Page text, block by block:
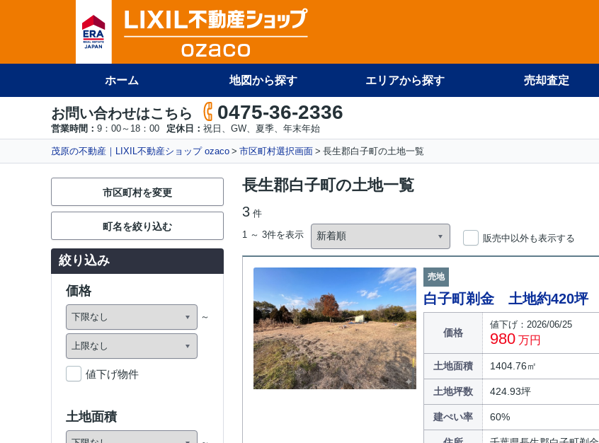
ホーム 地図から探す エリアから探す 売却査定
お問い合わせはこちら 0475-36-2336
営業時間： 9：00～18：00 定休日： 祝日、GW、夏季、年末年始
茂原の不動産｜LIXIL不動産ショップ ozaco 市区町村選択画面 長生郡白子町の土地一覧
長生郡白子町の土地一覧
3 件
1 ～ 3件を表示
販売中以外も表示する
売地
白子町剃金 土地約420坪
価格
値下げ：2026/06/25
980 万円
土地面積 1404.76㎡
土地坪数 424.93坪
建ぺい率 60%
市区町村を変更
町名を絞り込む
絞り込み
価格
値下げ物件
土地面積